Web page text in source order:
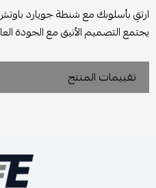
ارتقِ بأسلوبك مع شنطة جويارد
يجتمع التصميم الأنيق مع الجودة
تقييمات المنتج